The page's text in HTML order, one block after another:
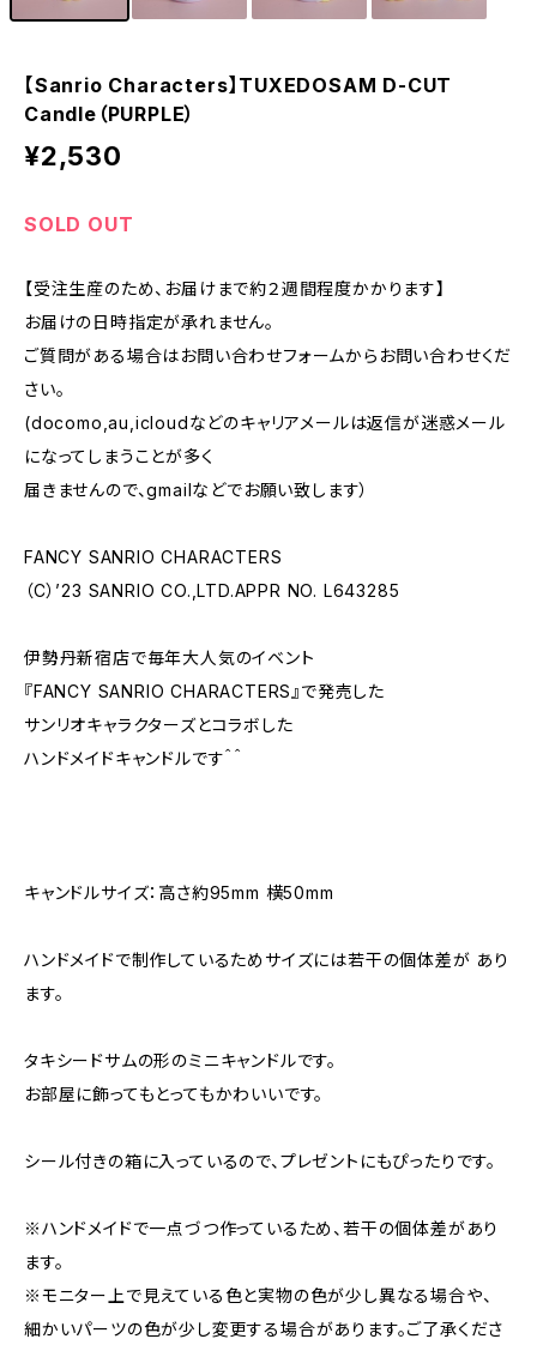
【Sanrio Characters】TUXEDOSAM D-CUT
Candle（PURPLE）
¥2,530
SOLD OUT
【受注生産のため、お届けまで約２週間程度かかります】
お届けの日時指定が承れません。
ご質問がある場合はお問い合わせフォームからお問い合わせくだ
さい。
(docomo,au,icloudなどのキャリアメールは返信が迷惑メール
になってしまうことが多く
届きませんので、gmailなどでお願い致します）
FANCY SANRIO CHARACTERS
（C）’23 SANRIO CO.,LTD.APPR NO. L643285
伊勢丹新宿店で毎年大人気のイベント
『FANCY SANRIO CHARACTERS』で発売した
サンリオキャラクターズとコラボした
ハンドメイドキャンドルです＾＾
キャンドルサイズ：高さ約95mm 横50mm
ハンドメイドで制作しているためサイズには若干の個体差が あり
ます。
タキシードサムの形のミニキャンドルです。
お部屋に飾ってもとってもかわいいです。
シール付きの箱に入っているので、プレゼントにもぴったりです。
※ハンドメイドで一点づつ作っているため、若干の個体差があり
ます。
※モニター上で見えている色と実物の色が少し異なる場合や、
細かいパーツの色が少し変更する場合があります。ご了承くださ